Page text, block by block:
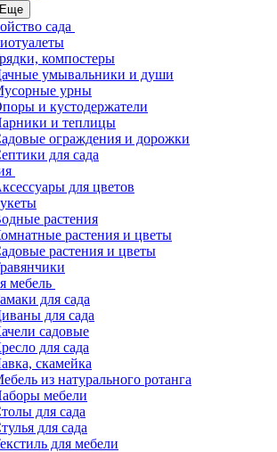
Еще
сада
компостеры
умывальники и души
урны
и кустодержатели
и теплицы
ограждения и дорожки
для сада
для цветов
растения
растения и цветы
растения и цветы
мебель
для сада
для сада
садовые
для сада
скамейка
из натурального ротанга
мебели
для сада
для сада
для мебели